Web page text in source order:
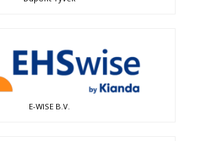
E-WISE B.V.